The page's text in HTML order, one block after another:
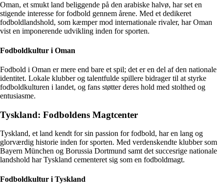
Oman, et smukt land beliggende på den arabiske halvø, har set en
stigende interesse for fodbold gennem årene. Med et dedikeret
fodboldlandshold, som kæmper mod internationale rivaler, har Oman
vist en imponerende udvikling inden for sporten.
Fodboldkultur i Oman
Fodbold i Oman er mere end bare et spil; det er en del af den nationale
identitet. Lokale klubber og talentfulde spillere bidrager til at styrke
fodboldkulturen i landet, og fans støtter deres hold med stolthed og
entusiasme.
Tyskland: Fodboldens Magtcenter
Tyskland, et land kendt for sin passion for fodbold, har en lang og
glorværdig historie inden for sporten. Med verdenskendte klubber som
Bayern München og Borussia Dortmund samt det succesrige nationale
landshold har Tyskland cementeret sig som en fodboldmagt.
Fodboldkultur i Tyskland